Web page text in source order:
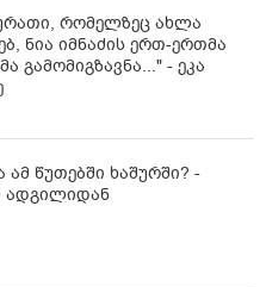
რომელზეც ახლა
ნია იმნაძის ერთ-ერთმა
გამომიგზავნა..." - ეკა
ამ წუთებში ხაშურში? -
ადგილიდან